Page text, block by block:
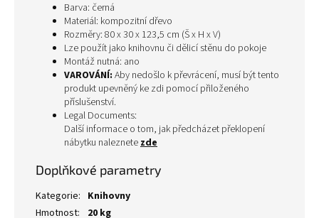
Barva: černá
Materiál: kompozitní dřevo
Rozměry: 80 x 30 x 123,5 cm (Š x H x V)
Lze použít jako knihovnu či dělicí stěnu do pokoje
Montáž nutná: ano
VAROVÁNÍ: Aby nedošlo k převrácení, musí být tento
produkt upevněný ke zdi pomocí přiloženého
příslušenství.
Legal Documents:
Další informace o tom, jak předcházet překlopení
nábytku naleznetezde
Doplňkové parametry
Kategorie: Knihovny
Hmotnost: 20 kg